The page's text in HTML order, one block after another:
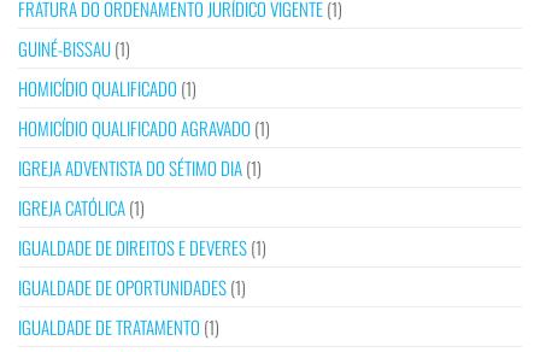
FRATURA DO ORDENAMENTO JURÍDICO VIGENTE(1)
GUINÉ-BISSAU(1)
HOMICÍDIO QUALIFICADO (1)
HOMICÍDIO QUALIFICADO AGRAVADO (1)
IGREJA ADVENTISTA DO SÉTIMO DIA(1)
IGREJA CATÓLICA(1)
IGUALDADE DE DIREITOS E DEVERES(1)
IGUALDADE DE OPORTUNIDADES(1)
IGUALDADE DE TRATAMENTO (1)